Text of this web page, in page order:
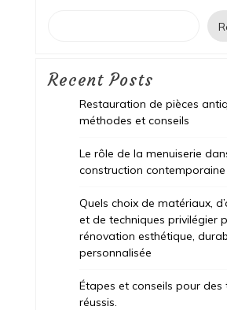
Recent Posts
Restauration de pièces
méthodes et conseils
Le rôle de la menuiserie
construction contemporaine
Quels choix de matériaux,
et de techniques privilégier
rénovation esthétique,
personnalisée
Étapes et conseils pour des
réussis.